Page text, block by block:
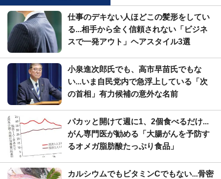
仕事のデキない人ほどこの髪形をしてい
る...相手から全く信頼されない「ビジネ
スで一発アウト」ヘアスタイル3選
小泉進次郎氏でも、高市早苗氏でもな
い...いま自民党内で急浮上している「次
の首相」有力候補の意外な名前
パカッと開けて週に1、2個食べるだけ...
がん専門医が勧める「大腸がんを予防す
るオメガ脂肪酸たっぷり食品」
カルシウムでもビタミンCでもない...骨密